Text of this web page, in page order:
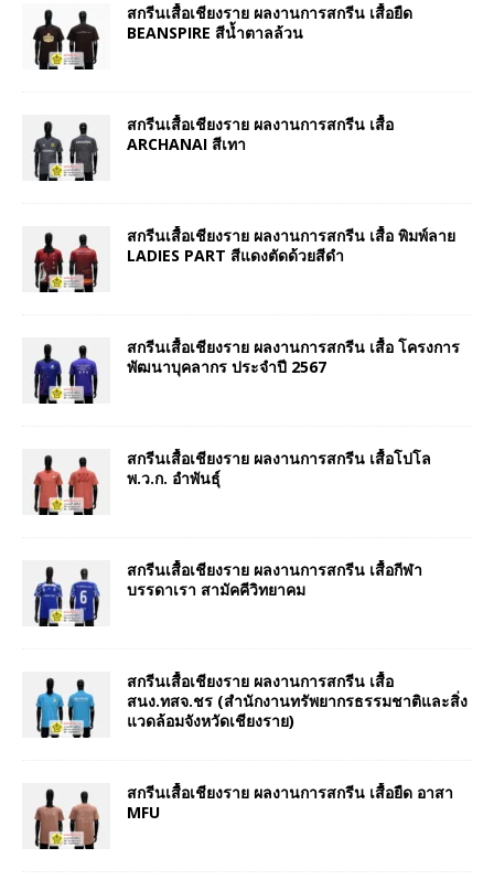
สกรีนเสื้อเชียงราย ผลงานการสกรีน เสื้อยืด
BEANSPIRE สีน้ำตาลล้วน
สกรีนเสื้อเชียงราย ผลงานการสกรีน เสื้อ
ARCHANAI สีเทา
สกรีนเสื้อเชียงราย ผลงานการสกรีน เสื้อ พิมพ์ลาย
LADIES PART สีแดงตัดด้วยสีดำ
สกรีนเสื้อเชียงราย ผลงานการสกรีน เสื้อ โครงการ
พัฒนาบุคลากร ประจำปี 2567
สกรีนเสื้อเชียงราย ผลงานการสกรีน เสื้อโปโล
พ.ว.ก. อำพันธุ์
สกรีนเสื้อเชียงราย ผลงานการสกรีน เสื้อกีฬา
บรรดาเรา สามัคคีวิทยาคม
สกรีนเสื้อเชียงราย ผลงานการสกรีน เสื้อ
สนง.ทสจ.ชร (สำนักงานทรัพยากรธรรมชาติและสิ่ง
แวดล้อมจังหวัดเชียงราย)
สกรีนเสื้อเชียงราย ผลงานการสกรีน เสื้อยืด อาสา
MFU